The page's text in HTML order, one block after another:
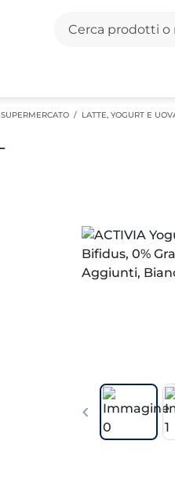
Cerca
SUPERMERCATO / LATTE, YOGURT E